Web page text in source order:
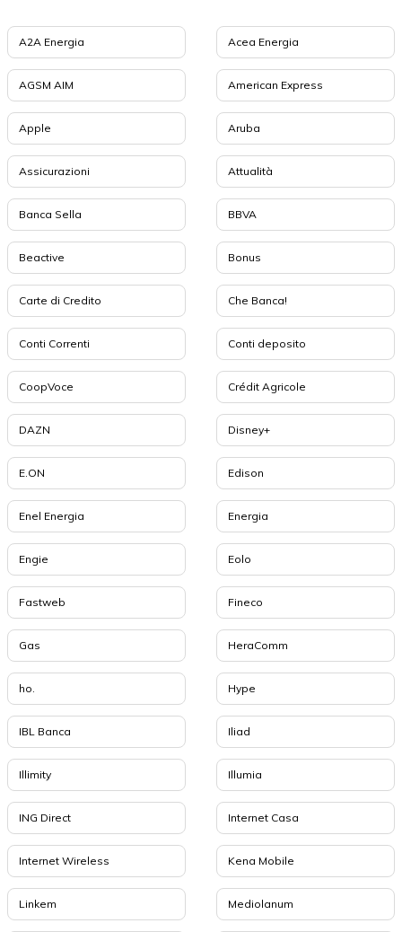
A2A Energia Acea Energia
AGSM AIM American Express
Apple Aruba
Assicurazioni Attualità
Banca Sella BBVA
Beactive Bonus
Carte di Credito Che Banca!
Conti Correnti Conti deposito
CoopVoce Crédit Agricole
DAZN Disney+
E.ON Edison
Enel Energia Energia
Engie Eolo
Fastweb Fineco
Gas HeraComm
ho. Hype
IBL Banca Iliad
Illimity Illumia
ING Direct Internet Casa
Internet Wireless Kena Mobile
Linkem Mediolanum